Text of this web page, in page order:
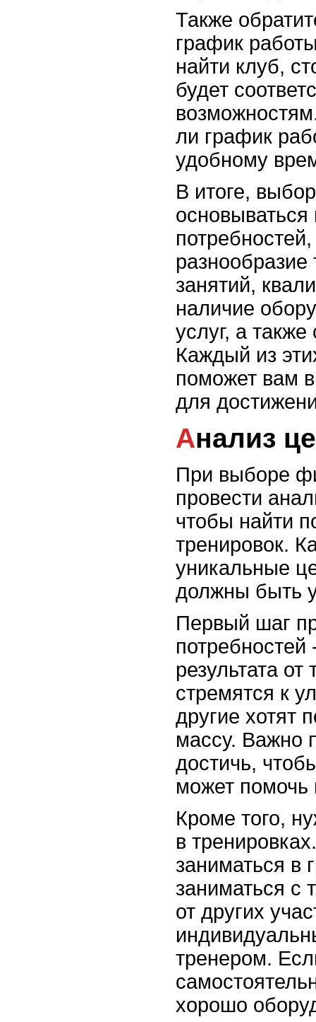
Также
график
найти клуб,
будет
ли график
удобному
В итоге,
разнообразие
занятий,
наличие
услуг, а
Каждый из
поможет вам
для
Анализ
При выборе
провести
чтобы найти
тренировок.
уникальные
должны быть
Первый шаг
результата
стремятся к
другие хотят
массу. Важно
достичь,
может помочь
Кроме того,
в
заниматься в
заниматься с
от других
тренером.
хорошо